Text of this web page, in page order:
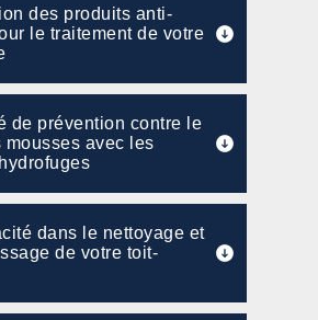
des produits anti-
le traitement de votre
de prévention contre le
mousses avec les
dans le nettoyage et
de votre toit-